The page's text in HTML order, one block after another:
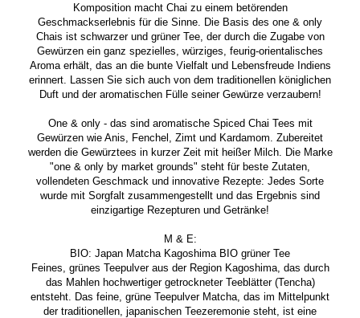
Komposition macht Chai zu einem betörenden
Geschmackserlebnis für die Sinne. Die Basis des one & only
Chais ist schwarzer und grüner Tee, der durch die Zugabe von
Gewürzen ein ganz spezielles, würziges, feurig-orientalisches
Aroma erhält, das an die bunte Vielfalt und Lebensfreude Indiens
erinnert. Lassen Sie sich auch von dem traditionellen königlichen
Duft und der aromatischen Fülle seiner Gewürze verzaubern!
One & only - das sind aromatische Spiced Chai Tees mit
Gewürzen wie Anis, Fenchel, Zimt und Kardamom. Zubereitet
werden die Gewürztees in kurzer Zeit mit heißer Milch. Die Marke
"one & only by market grounds" steht für beste Zutaten,
vollendeten Geschmack und innovative Rezepte: Jedes Sorte
wurde mit Sorgfalt zusammengestellt und das Ergebnis sind
einzigartige Rezepturen und Getränke!
M & E:
BIO: Japan Matcha Kagoshima BIO grüner Tee
Feines, grünes Teepulver aus der Region Kagoshima, das durch
das Mahlen hochwertiger getrockneter Teeblätter (Tencha)
entsteht. Das feine, grüne Teepulver Matcha, das im Mittelpunkt
der traditionellen, japanischen Teezeremonie steht, ist eine